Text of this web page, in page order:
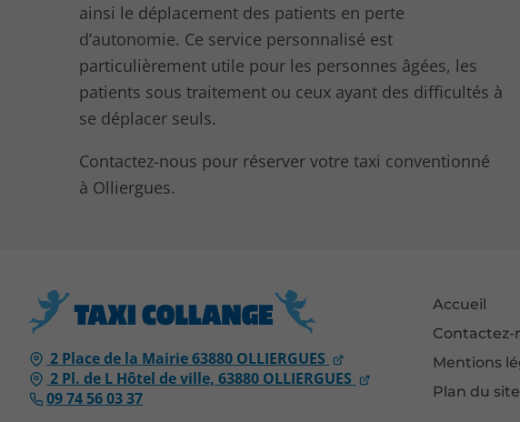
ainsi le déplacement des patients en perte
d’autonomie. Ce service personnalisé est
particulièrement utile pour les personnes âgées, les
patients sous traitement ou ceux ayant des difficultés à
se déplacer seuls.
Contactez-nous pour réserver votre taxi conventionné
à Olliergues.
2 Place de la Mairie63880 OLLIERGUES
2 Pl. de L Hôtel de ville, 63880 OLLIERGUES
09 74 56 03 37
Accueil
Contactez-
Mentions
Plan du site